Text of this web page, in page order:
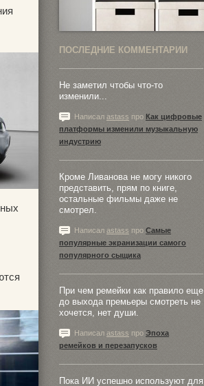
ПОСЛЕДНИЕ КОММЕНТАРИИ
Не заметил чтобы что-то
изменили...
Написал astass про Как цифровые
платформы изменили музыкальную
индустрию
Кроме Ливанова не могу никого
представить, прям по книге,
остальные фильмы даже не
смотрел.
Написал astass про Самые
популярные экранизации самого
популярного сыщика
При чем ремейки как правило еще
до выхода премьеры смотреть не
хочется, нет души.
Написал astass про Эпоха
ремейков и перезапусков
Пока ИИ успешно используют для